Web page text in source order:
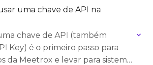
uma chave de API na
chave de API (também
Key) é o primeiro passo para
da Meetrox e levar para sistemas